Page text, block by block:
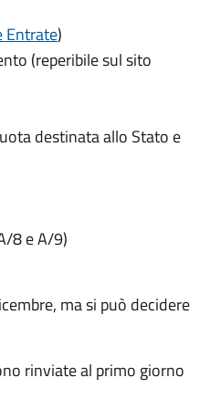
Entrate)
(reperibile sul sito
destinata allo Stato e
8 e A/9)
, ma si può decidere
rinviate al primo giorno